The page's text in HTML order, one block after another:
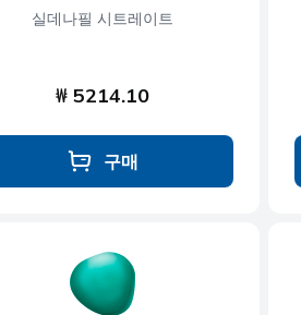
실데나필 시트레이트
₩ 5214.10
구매